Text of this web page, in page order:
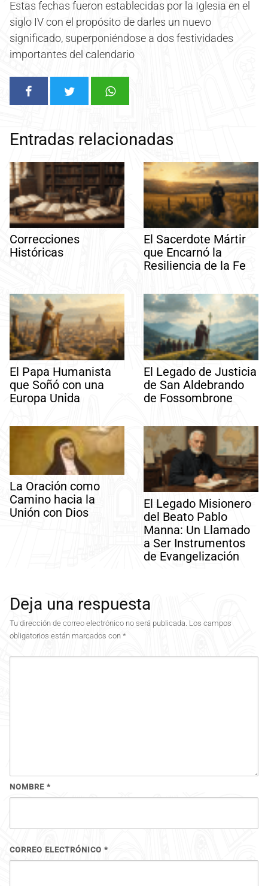
Estas fechas fueron establecidas por la Iglesia en el
siglo IV con el propósito de darles un nuevo
significado, superponiéndose a dos festividades
importantes del calendario
Entradas relacionadas
Correcciones
Históricas
El Sacerdote Mártir
que Encarnó la
Resiliencia de la Fe
El Papa Humanista
que Soñó con una
Europa Unida
El Legado de Justicia
de San Aldebrando
de Fossombrone
La Oración como
Camino hacia la
Unión con Dios
El Legado Misionero
del Beato Pablo
Manna: Un Llamado
a Ser Instrumentos
de Evangelización
Deja una respuesta
Tu dirección de correo electrónico no será publicada. Los campos
obligatorios están marcados con *
NOMBRE *
CORREO ELECTRÓNICO *